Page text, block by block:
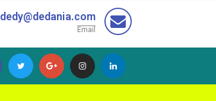
dedy@dedania.com
Email